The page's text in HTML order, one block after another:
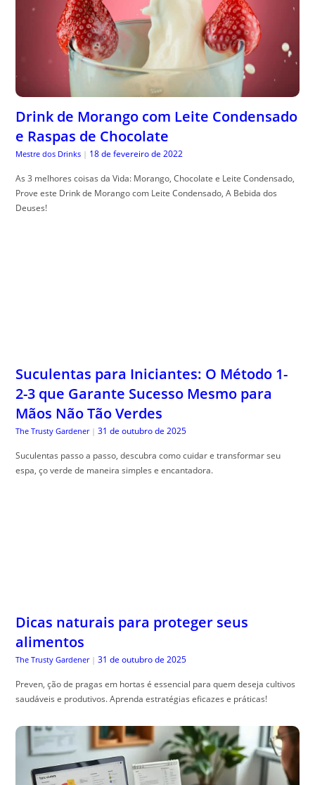
Drink de Morango com Leite Condensado
e Raspas de Chocolate
Mestre dos Drinks | 18 de fevereiro de 2022
As 3 melhores coisas da Vida: Morango, Chocolate e Leite Condensado,
Prove este Drink de Morango com Leite Condensado, A Bebida dos
Deuses!
Suculentas para Iniciantes: O Método 1-
2-3 que Garante Sucesso Mesmo para
Mãos Não Tão Verdes
The Trusty Gardener | 31 de outubro de 2025
Suculentas passo a passo, descubra como cuidar e transformar seu
espa, ço verde de maneira simples e encantadora.
Dicas naturais para proteger seus
alimentos
The Trusty Gardener | 31 de outubro de 2025
Preven, ção de pragas em hortas é essencial para quem deseja cultivos
saudáveis e produtivos. Aprenda estratégias eficazes e práticas!